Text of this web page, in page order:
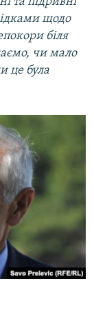
щодо
біля
чи мало
це була